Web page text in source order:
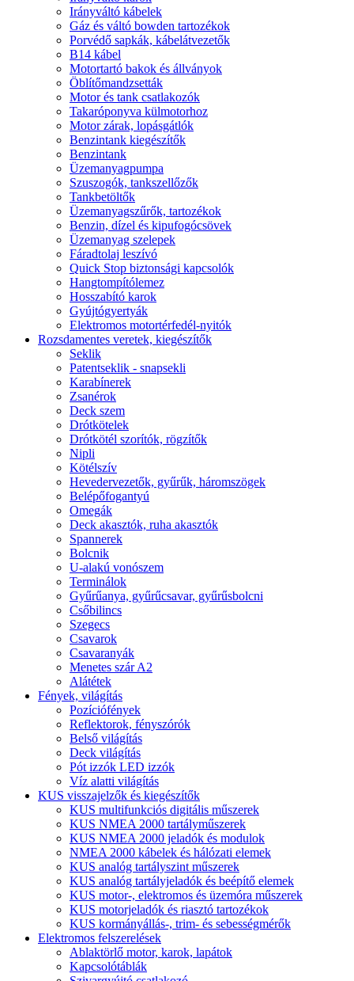
Irányváltó kábelek
Gáz és váltó bowden tartozékok
Porvédő sapkák, kábelátvezetők
B14 kábel
Motortartó bakok és állványok
Öblítőmandzsetták
Motor és tank csatlakozók
Takaróponyva külmotorhoz
Motor zárak, lopásgátlók
Benzintank kiegészítők
Benzintank
Üzemanyagpumpa
Szuszogók, tankszellőzők
Tankbetöltők
Üzemanyagszűrők, tartozékok
Benzin, dízel és kipufogócsövek
Üzemanyag szelepek
Fáradtolaj leszívó
Quick Stop biztonsági kapcsolók
Hangtompítólemez
Hosszabító karok
Gyújtógyertyák
Elektromos motortérfedél-nyitók
Rozsdamentes veretek, kiegészítők
Seklik
Patentseklik - snapsekli
Karabínerek
Zsanérok
Deck szem
Drótkötelek
Drótkötél szorítók, rögzítők
Nipli
Kötélszív
Hevedervezetők, gyűrűk, háromszögek
Belépőfogantyú
Omegák
Deck akasztók, ruha akasztók
Spannerek
Bolcnik
U-alakú vonószem
Terminálok
Gyűrűanya, gyűrűcsavar, gyűrűsbolcni
Csőbilincs
Szegecs
Csavarok
Csavaranyák
Menetes szár A2
Alátétek
Fények, világítás
Pozíciófények
Reflektorok, fényszórók
Belső világítás
Deck világítás
Pót izzók LED izzók
Víz alatti világítás
KUS visszajelzők és kiegészítők
KUS multifunkciós digitális műszerek
KUS NMEA 2000 tartályműszerek
KUS NMEA 2000 jeladók és modulok
NMEA 2000 kábelek és hálózati elemek
KUS analóg tartályszint műszerek
KUS analóg tartályjeladók és beépítő elemek
KUS motor-, elektromos és üzemóra műszerek
KUS motorjeladók és riasztó tartozékok
KUS kormányállás-, trim- és sebességmérők
Elektromos felszerelések
Ablaktörlő motor, karok, lapátok
Kapcsolótáblák